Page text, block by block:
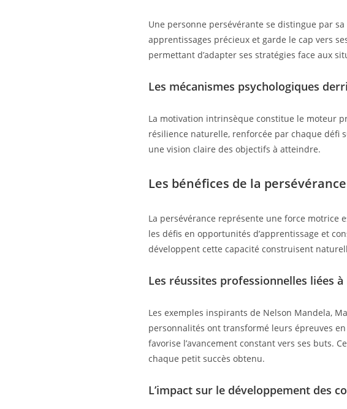
Une personne persévérante se distingue par
apprentissages précieux et garde le cap vers
permettant d’adapter ses stratégies face aux
Les mécanismes psychologiques
La motivation intrinsèque constitue le moteur
résilience naturelle, renforcée par chaque défi
une vision claire des objectifs à atteindre.
Les bénéfices de la
La persévérance représente une force
les défis en opportunités d’apprentissage et
développent cette capacité construisent
Les réussites professionnelles liées
Les exemples inspirants de Nelson Mandela,
personnalités ont transformé leurs épreuves
favorise l’avancement constant vers ses buts.
chaque petit succès obtenu.
L’impact sur le développement des